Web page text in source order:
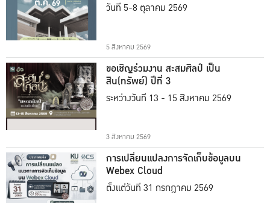
วันที่ 5-8 ตุลาคม 2569
5 สิงหาคม 2569
ขอเชิญร่วมงาน สะสมศิลป์ เป็น
สิน(ทรัพย์) ปีที่ 3
ระหว่างวันที่ 13 - 15 สิงหาคม 2569
3 สิงหาคม 2569
การเปลี่ยนแปลงการจัดเก็บข้อมูลบน
Webex Cloud
ตั้งแต่วันที่ 31 กรกฎาคม 2569